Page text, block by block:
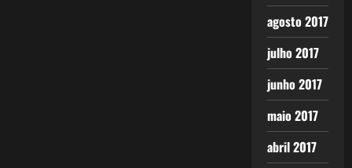
agosto 2017
julho 2017
junho 2017
maio 2017
abril 2017